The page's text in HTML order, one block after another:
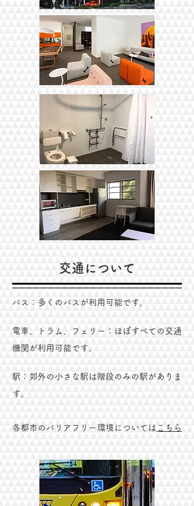
​交通について
バス：多くのバスが利用可能です。
電車、トラム、フェリー：ほぼすべての交通
機関が利用可能です。
駅：郊外の小さな駅は階段のみの駅がありま
す。
​各都市のバリアフリー環境については こちら